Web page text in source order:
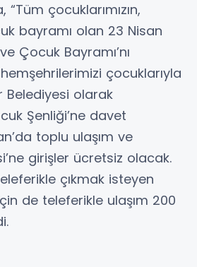
“Tüm çocuklarımızın,
bayramı olan 23 Nisan
Çocuk Bayramı’nı
çocuklarıyla
Belediyesi olarak
Şenliği’ne davet
toplu ulaşım ve
girişler ücretsiz olacak.
çıkmak isteyen
de teleferikle ulaşım 200